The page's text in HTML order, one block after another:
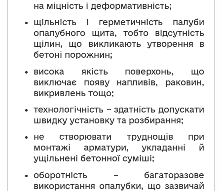
на міцність і деформативність;
щільність і герметичність палуби
опалубного щита, тобто відсутність
щілин, що викликають утворення в
бетоні порожнин;
висока якість поверхонь, що
виключає появу напливів, раковин,
викривлень тощо;
технологічність – здатність допускати
швидку установку та розбирання;
не створювати труднощів при
монтажі арматури, укладанні й
ущільнені бетонної суміші;
оборотність – багаторазове
використання опалубки, що зазвичай